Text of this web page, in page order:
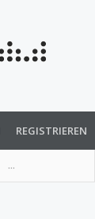
...
REGISTRIEREN